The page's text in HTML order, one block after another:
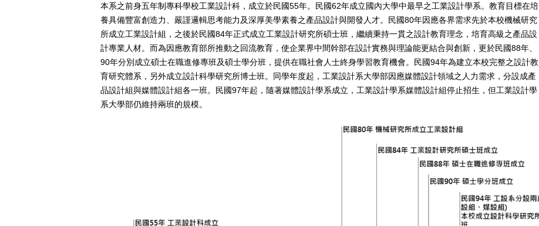
本系之前身五年制專科學校工業設計科，成立於民國55年。民國62年成立國內大學中最早之工業設計學系。教育目標在培
養具備豐富創造力、嚴謹邏輯思考能力及深厚美學素養之產品設計與開發人才。民國80年因應各界需求先於本校機械研究
所成立工業設計組，之後於民國84年正式成立工業設計研究所碩士班，繼續秉持一貫之設計教育理念，培育高級之產品設
計專業人材。而為因應教育部所推動之回流教育，使企業界中間幹部在設計實務與理論能更結合與創新，更於民國88年、
90年分別成立碩士在職進修專班及碩士學分班，提供在職社會人士終身學習教育機會。民國94年為建立本校完整之設計教
育研究體系，另外成立設計科學研究所博士班。同學年度起，工業設計系大學部因應媒體設計領域之人力需求，分設成產
品設計組與媒體設計組各一班。民國97年起，隨著媒體設計學系成立，工業設計學系媒體設計組停止招生，但工業設計學
系大學部仍維持兩班的規模。